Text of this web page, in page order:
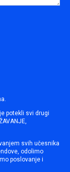
potekli svi drugi
svih učesnika
odolimo
poslovanje i